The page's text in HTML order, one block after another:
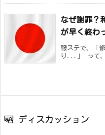
なぜ謝罪？
が早く終わ
報ステで、「
り...」 って
ディスカッション